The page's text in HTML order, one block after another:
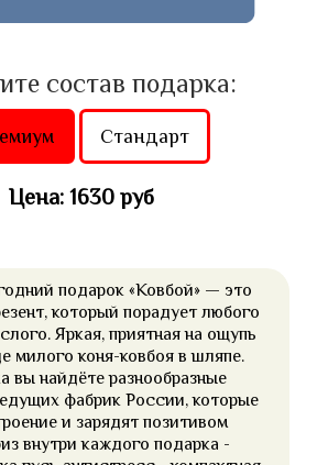
состав подарка:
Стандарт
Цена: 1630 руб
подарок «Ковбой» — это
который порадует любого
Яркая, приятная на ощупь
милого коня-ковбоя в шляпе.
вы найдёте разнообразные
фабрик России, которые
и зарядят позитивом
внутри каждого подарка -